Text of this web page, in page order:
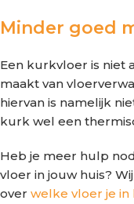
Minder goed
Een kurkvloer is niet
maakt van
hiervan is namelijk
kurk wel een
Heb je meer hulp
vloer in jouw huis?
over welke vloer je